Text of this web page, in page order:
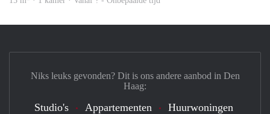
Niks leuks gevonden? Dit is ons andere aanbod in Den
Haag:
Studio's Appartementen Huurwoningen